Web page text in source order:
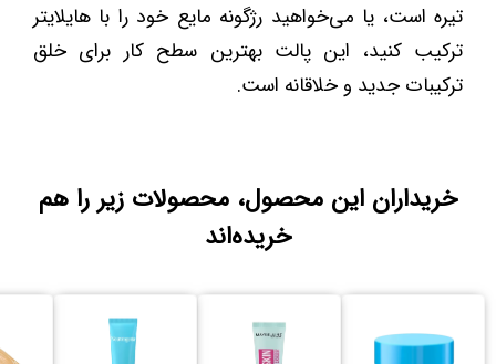
تیره است، یا می‌خواهید رژگونه مایع خود را با هایلایتر
ترکیب کنید، این پالت بهترین سطح کار برای خلق
ترکیبات جدید و خلاقانه است.
خریداران این محصول، محصولات زیر را هم
خریده‌اند